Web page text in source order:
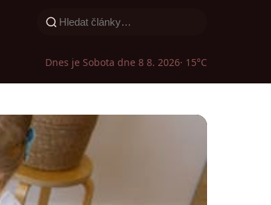
Dnes je Sobota dne 8 8. 2026· 15°C